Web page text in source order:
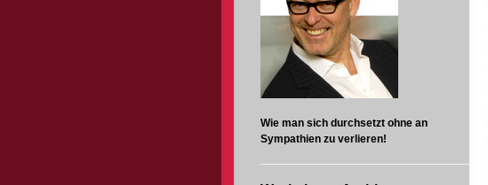
Wie man sich durchsetzt ohne an
Sympathien zu verlieren!